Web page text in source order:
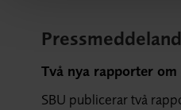
Två nya rapporter
SBU publicerar två